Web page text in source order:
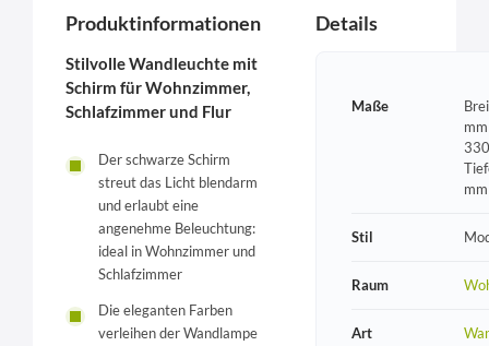
Produktinformationen
Stilvolle Wandleuchte mit
Schirm für Wohnzimmer,
Schlafzimmer und Flur
Der schwarze Schirm
streut das Licht blendarm
und erlaubt eine
angenehme Beleuchtung:
ideal in Wohnzimmer und
Schlafzimmer
Die eleganten Farben
verleihen der Wandlampe
Details
Maße
mm
Stil
Raum
Art